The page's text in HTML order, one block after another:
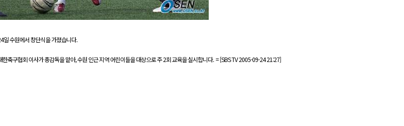
일 수원에서 창단식을 가졌습니다.
한축구협회 이사가 총감독을 맡아, 수원 인근 지역 어린이들을 대상으로 주 2회 교육을 실시합니다. = [SBS TV 2005-09-24 21:27]